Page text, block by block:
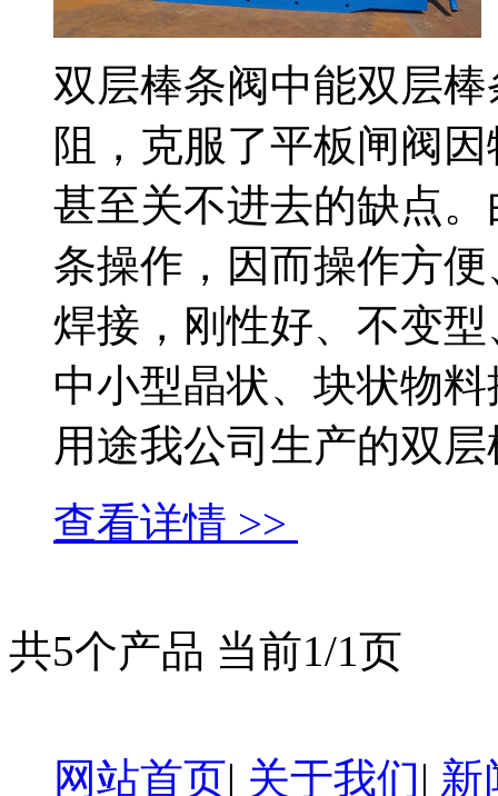
双层棒条阀中能双层
阻，克服了平板闸阀
甚至关不进去的缺点
条操作，因而操作方
焊接，刚性好、不变
中小型晶状、块状物
用途我公司生产的双层
查看详情 >>
共5个产品 当前1/1页
网站首页| 关于我们| 新